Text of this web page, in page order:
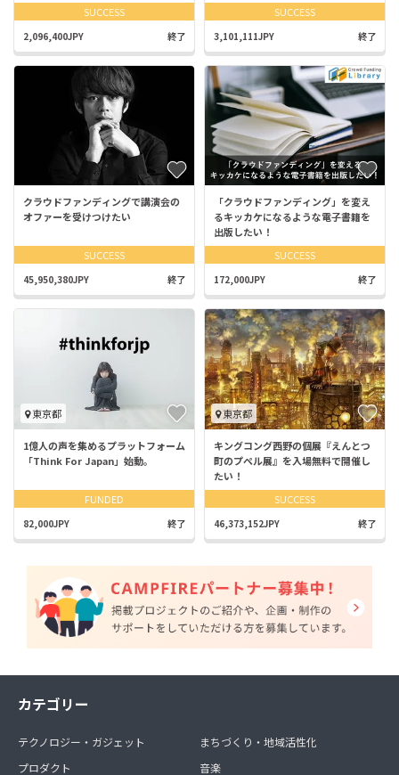
SUCCESS
2,096,400JPY 終了
SUCCESS
3,101,111JPY 終了
クラウドファンディングで講演会の
オファーを受けつけたい
SUCCESS
45,950,380JPY 終了
「クラウドファンディング」を変え
るキッカケになるような電子書籍を
出版したい！
SUCCESS
172,000JPY 終了
東京都
1億人の声を集めるプラットフォーム
「Think For Japan」始動。
FUNDED
82,000JPY 終了
東京都
キングコング西野の個展『えんとつ
町のプペル展』を入場無料で開催し
たい！
SUCCESS
46,373,152JPY 終了
カテゴリー
テクノロジー・ガジェット
プロダクト
まちづくり・地域活性化
音楽